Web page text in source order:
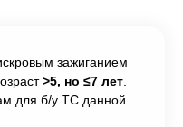
зажиганием
>5, но ≤7 лет
для б/у ТС данной